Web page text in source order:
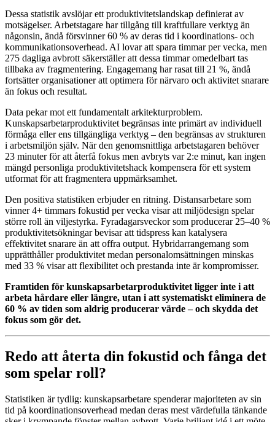
Dessa statistik avslöjar ett produktivitetslandskap definierat av
motsägelser. Arbetstagare har tillgång till kraftfullare verktyg än
någonsin, ändå försvinner 60 % av deras tid i koordinations- och
kommunikationsoverhead. AI lovar att spara timmar per vecka, men
275 dagliga avbrott säkerställer att dessa timmar omedelbart tas
tillbaka av fragmentering. Engagemang har rasat till 21 %, ändå
fortsätter organisationer att optimera för närvaro och aktivitet snarare
än fokus och resultat.
Data pekar mot ett fundamentalt arkitekturproblem.
Kunskapsarbetarproduktivitet begränsas inte primärt av individuell
förmåga eller ens tillgängliga verktyg – den begränsas av strukturen
i arbetsmiljön själv. När den genomsnittliga arbetstagaren behöver
23 minuter för att återfå fokus men avbryts var 2:e minut, kan ingen
mängd personliga produktivitetshack kompensera för ett system
utformat för att fragmentera uppmärksamhet.
Den positiva statistiken erbjuder en ritning. Distansarbetare som
vinner 4+ timmars fokustid per vecka visar att miljödesign spelar
större roll än viljestyrka. Fyradagarsveckor som producerar 25–40 %
produktivitetsökningar bevisar att tidspress kan katalysera
effektivitet snarare än att offra output. Hybridarrangemang som
upprätthåller produktivitet medan personalomsättningen minskas
med 33 % visar att flexibilitet och prestanda inte är kompromisser.
Framtiden för kunskapsarbetarproduktivitet ligger inte i att
arbeta hårdare eller längre, utan i att systematiskt eliminera de
60 % av tiden som aldrig producerar värde – och skydda det
fokus som gör det.
Redo att återta din fokustid och fånga det
som spelar roll?
Statistiken är tydlig: kunskapsarbetare spenderar majoriteten av sin
tid på koordinationsoverhead medan deras mest värdefulla tänkande